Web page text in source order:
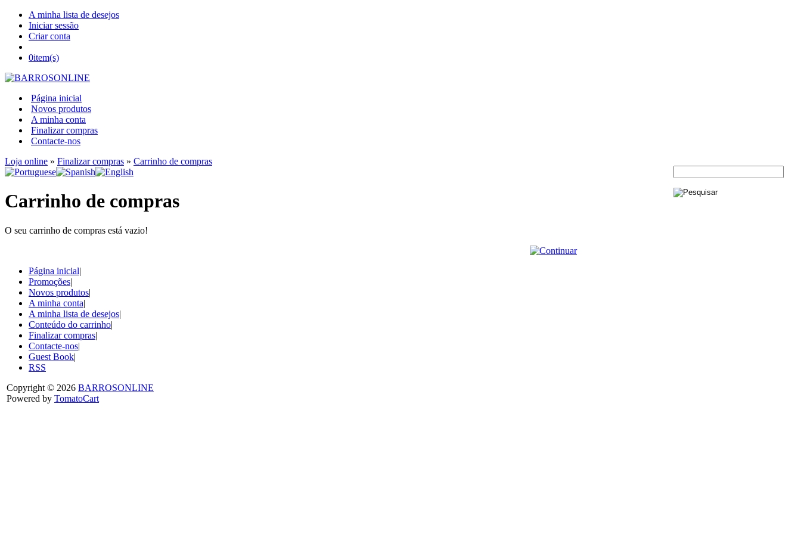
A minha lista de desejos
Iniciar sessão
Criar conta
0item(s)
Página inicial
Novos produtos
A minha conta
Finalizar compras
Contacte-nos
Loja online » Finalizar compras » Carrinho de compras
Carrinho de compras
O seu carrinho de compras está vazio!
Página inicial|
Promoções|
Novos produtos|
A minha conta|
A minha lista de desejos|
Conteúdo do carrinho|
Finalizar compras|
Contacte-nos|
Guest Book|
RSS
Copyright © 2026 BARROSONLINE
Powered by TomatoCart